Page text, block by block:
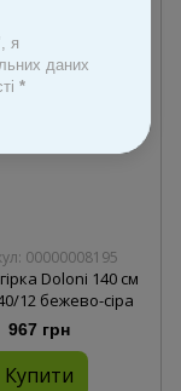
00000008195
Doloni 140 см
12 бежево-сіра
967 грн
Купити
я
даних
*